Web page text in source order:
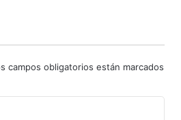
campos obligatorios están marcados